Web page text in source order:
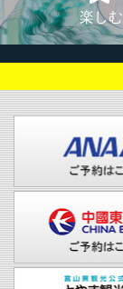
楽しむ